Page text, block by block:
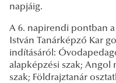
napjáig.
A 6. napirendi pontban
István Tanárképző Kar
indításáról:
alapképzési szak; Angol
szak; Földrajztanár